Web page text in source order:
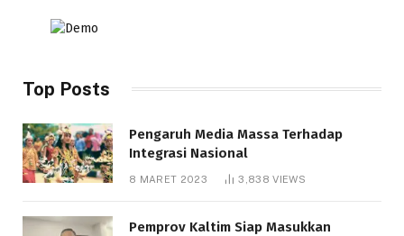
Top Posts
Pengaruh Media Massa Terhadap
Integrasi Nasional
8 MARET 2023 3,838VIEWS
Pemprov Kaltim Siap Masukkan